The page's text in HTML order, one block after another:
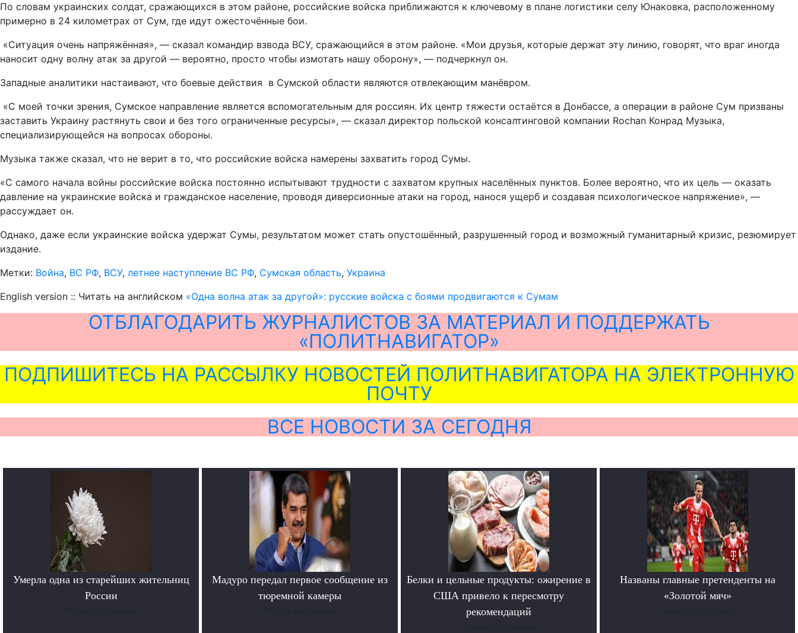
По словам украинских солдат, сражающихся в этом районе, российские войска приближаются к ключевому в плане логистики селу Юнаковка, расположенному
примерно в 24 километрах от Сум, где идут ожесточённые бои.
«Ситуация очень напряжённая», — сказал командир взвода ВСУ, сражающийся в этом районе. «Мои друзья, которые держат эту линию, говорят, что враг иногда
наносит одну волну атак за другой — вероятно, просто чтобы измотать нашу оборону», — подчеркнул он.
Западные аналитики настаивают, что боевые действия в Сумской области являются отвлекающим манёвром.
«С моей точки зрения, Сумское направление является вспомогательным для россиян. Их центр тяжести остаётся в Донбассе, а операции в районе Сум призваны
заставить Украину растянуть свои и без того ограниченные ресурсы», — сказал директор польской консалтинговой компании Rochan Конрад Музыка,
специализирующейся на вопросах обороны.
Музыка также сказал, что не верит в то, что российские войска намерены захватить город Сумы.
«С самого начала войны российские войска постоянно испытывают трудности с захватом крупных населённых пунктов. Более вероятно, что их цель — оказать
давление на украинские войска и гражданское население, проводя диверсионные атаки на город, нанося ущерб и создавая психологическое напряжение», —
рассуждает он.
Однако, даже если украинские войска удержат Сумы, результатом может стать опустошённый, разрушенный город и возможный гуманитарный кризис, резюмирует
издание.
Метки: Война, ВС РФ, ВСУ, летнее наступление ВС РФ, Сумская область, Украина
English version :: Читать на английском «Одна волна атак за другой»: русские войска с боями продвигаются к Сумам
ОТБЛАГОДАРИТЬ ЖУРНАЛИСТОВ ЗА МАТЕРИАЛ И ПОДДЕРЖАТЬ
«ПОЛИТНАВИГАТОР»
ПОДПИШИТЕСЬ НА РАССЫЛКУ НОВОСТЕЙ ПОЛИТНАВИГАТОРА НА ЭЛЕКТРОННУЮ
ПОЧТУ
ВСЕ НОВОСТИ ЗА СЕГОДНЯ
Умерла одна из старейших жительниц
России
Мадуро передал первое сообщение из
тюремной камеры
Белки и цельные продукты: ожирение в
США привело к пересмотру
рекомендаций
Названы главные претенденты на
«Золотой мяч»